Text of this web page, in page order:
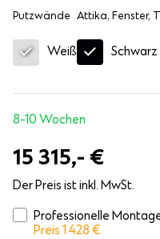
Putzwände
Weiß
Attika, Fenster,
Schwarz
8-10 Wochen
15 315,- €
Der Preis ist inkl. MwSt.
Professionelle
Preis 1 428 €